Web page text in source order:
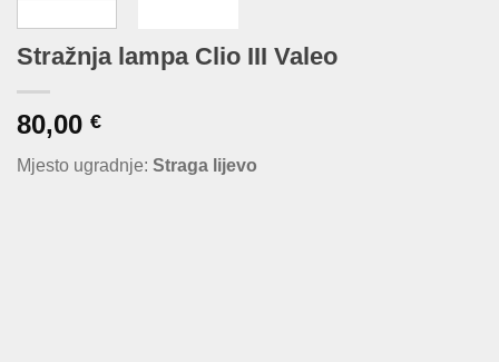
Stražnja lampa Clio III Valeo
80,00 €
Mjesto ugradnje: Straga lijevo